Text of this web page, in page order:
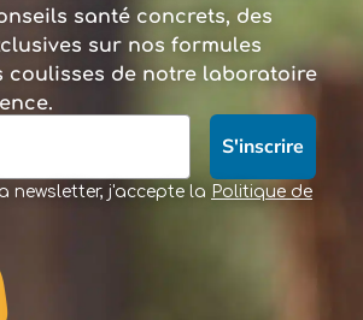
santé concrets, des
sur nos formules
coulisses de notre laboratoire
S'inscrire
newsletter, j'accepte la Politique de